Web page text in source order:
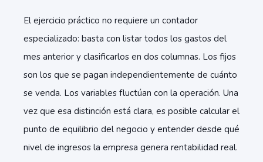
El ejercicio práctico no requiere un contador
especializado: basta con listar todos los gastos del
mes anterior y clasificarlos en dos columnas. Los fijos
son los que se pagan independientemente de cuánto
se venda. Los variables fluctúan con la operación. Una
vez que esa distinción está clara, es posible calcular el
punto de equilibrio del negocio y entender desde qué
nivel de ingresos la empresa genera rentabilidad real.